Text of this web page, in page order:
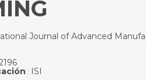
Journal of Advanced
: ISI